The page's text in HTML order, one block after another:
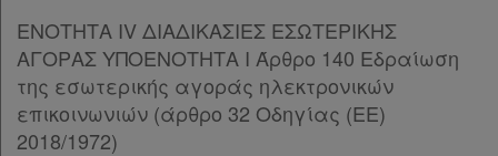
Παρ.3
Άρθρο 86 [-]
Παρ.1
Παρ.2
ΕΝΟΤΗΤΑ IV ΔΙΑΔΙΚΑΣΙΕΣ ΕΣΩΤΕΡΙΚΗΣ
ΑΓΟΡΑΣ ΥΠΟΕΝΟΤΗΤΑ I Άρθρο 140 Εδραίωση
της εσωτερικής αγοράς ηλεκτρονικών
επικοινωνιών (άρθρο 32 Οδηγίας (ΕΕ)
2018/1972)